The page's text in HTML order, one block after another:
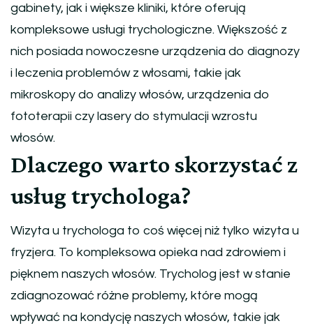
gabinety, jak i większe kliniki, które oferują
kompleksowe usługi trychologiczne. Większość z
nich posiada nowoczesne urządzenia do diagnozy
i leczenia problemów z włosami, takie jak
mikroskopy do analizy włosów, urządzenia do
fototerapii czy lasery do stymulacji wzrostu
włosów.
Dlaczego warto skorzystać z
usług trychologa?
Wizyta u trychologa to coś więcej niż tylko wizyta u
fryzjera. To kompleksowa opieka nad zdrowiem i
pięknem naszych włosów. Trycholog jest w stanie
zdiagnozować różne problemy, które mogą
wpływać na kondycję naszych włosów, takie jak